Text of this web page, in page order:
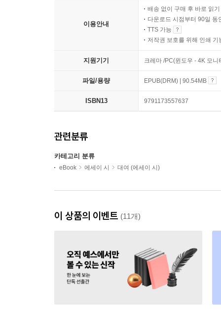
이용안내
배송 없이 구매 후 바로 읽기
다운로드 시점부터 90일 동
TTS 가능
저작권 보호를 위해 인쇄 기
지원기기 크레마 /PC(윈도우 - 4K 모
파일/용량 EPUB(DRM) | 90.54MB
ISBN13 9791173557637
관련분류
카테고리 분류
eBook 에세이 시 대여 (에세이 시)
이 상품의 이벤트 (11개)